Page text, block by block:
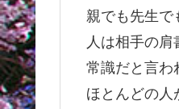
親でも先生で
人は相手の肩
常識だと言わ
ほとんどの人